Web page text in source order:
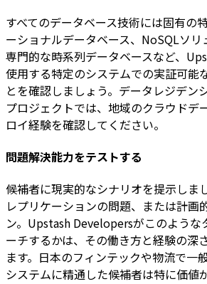
すべてのデータベース技術には固有の
ーショナルデータベース、NoSQLソリ
専門的な時系列データベースなど、
使用する特定のシステムでの実証可能
とを確認しましょう。データレジデン
プロジェクトでは、地域のクラウドデ
ロイ経験を確認してください。
問題解決能力をテストする
候補者に現実的なシナリオを提示しま
レプリケーションの問題、または計画
ン。Upstash Developersがこのような
ーチするかは、その働き方と経験の深
ます。日本のフィンテックや物流で一
システムに精通した候補者は特に価値